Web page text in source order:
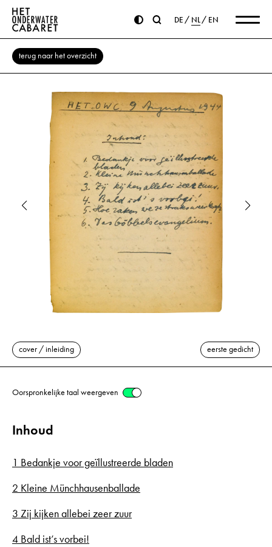
DE NL EN
terug naar het overzicht
cover / inleiding eerste gedicht
Oorspronkelijke taal weergeven
Inhoud
1 Bedankje voor geïllustreerde bladen
2 Kleine Münchhausenballade
3 Zij kijken allebei zeer zuur
4 Bald ist’s vorbei!